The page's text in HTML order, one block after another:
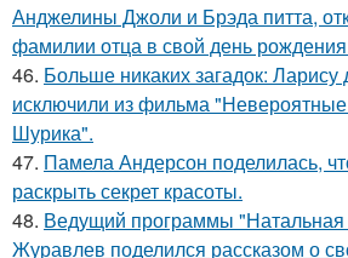
Анджелины Джоли и Брэда питта,
фамилии отца в свой день
46. Больше никаких загадок: Ларису
исключили из фильма
Шурика".
47. Памела Андерсон поделилась,
раскрыть секрет красоты.
48. Ведущий программы
Журавлев поделился рассказом о